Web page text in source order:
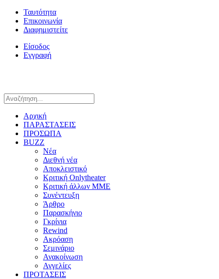
Ταυτότητα
Επικοινωνία
Διαφημιστείτε
Είσοδος
Εγγραφή
Αρχική
ΠΑΡΑΣΤΑΣΕΙΣ
ΠΡΟΣΩΠΑ
BUZZ
Νέα
Διεθνή νέα
Αποκλειστικό
Κριτική Onlytheater
Κριτική άλλων ΜΜΕ
Συνέντευξη
Άρθρο
Παρασκήνιο
Γκρίνια
Rewind
Ακρόαση
Σεμινάριο
Ανακοίνωση
Αγγελίες
ΠΡΟΤΑΣΕΙΣ